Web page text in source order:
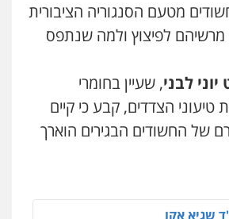
מטעם הסנגוריה הציבורית
לפיצוץ ולמה שנתפס
לבני, שעיין בחומרי
הצדדים, קבע כי קיים
של החשודים הבגירים הוארך
עלי סעדי
ליווי וייצוג בחקירות
תומר בנישתי
מעצרים וחקירות צווארון לבן פשיעה
שגיא אקו